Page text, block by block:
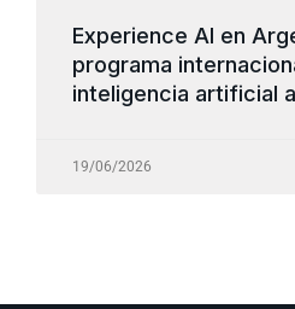
Experience AI en
programa
inteligencia artificial
19/06/2026